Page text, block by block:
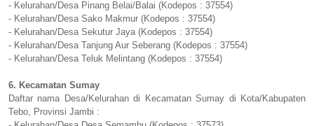
- Kelurahan/Desa Pinang Belai/Balai (Kodepos : 37554)
- Kelurahan/Desa Sako Makmur (Kodepos : 37554)
- Kelurahan/Desa Sekutur Jaya (Kodepos : 37554)
- Kelurahan/Desa Tanjung Aur Seberang (Kodepos : 37554)
- Kelurahan/Desa Teluk Melintang (Kodepos : 37554)
6. Kecamatan Sumay
Daftar nama Desa/Kelurahan di Kecamatan Sumay di Kota/Kabupaten
Tebo, Provinsi Jambi :